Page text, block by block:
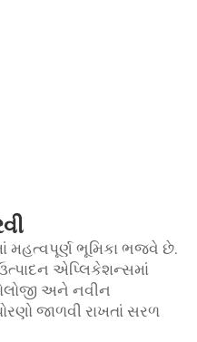
મહત્વપૂર્ણ ભૂમિકા ભજવે છે.
એપ્લિકેશન્સમાં
અને નવીન
જાળવી રાખતાં સરળ